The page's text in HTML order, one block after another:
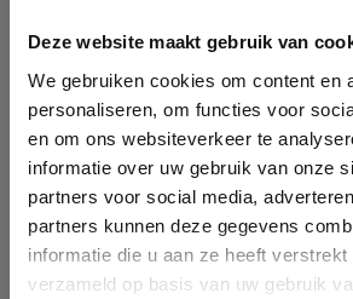
Deze website maakt gebruik van
We gebruiken cookies om content en
personaliseren, om functies voor
en om ons websiteverkeer te
informatie over uw gebruik van onze
partners voor social media,
partners kunnen deze gegevens
informatie die u aan ze heeft verstrekt
verzameld op basis van uw gebruik
Al meer dan 15 jaar ben ik
pijnspecialist. Ik heb vele boeken
geschreven en trainingen
klachtenvrij te krijgen. Ik geloof dat
klachtenvrij kan worden ongeacht
van jouw (pijn)klachten. Ik heb al
effectief behandeld middels mijn/
Methode). Inmiddels is
Download hieronder dan